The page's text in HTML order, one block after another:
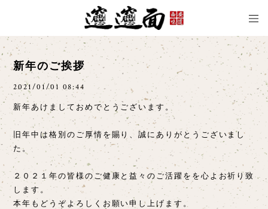
新年のご挨拶
2021/01/01 08:44
新年あけましておめでとうございます。
旧年中は格別のご厚情を賜り、誠にありがとうございまし
た。
２０２１年の皆様のご健康と益々のご活躍をを心よお祈り致
します。
本年もどうぞよろしくお願い申し上げます。